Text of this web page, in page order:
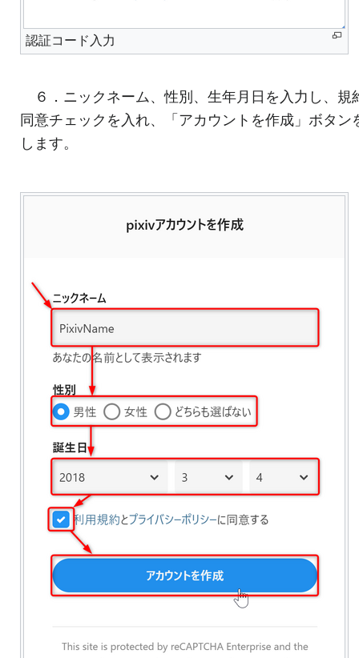
認証コード入力
６．ニックネーム、性別、生年月日を入力し、規
同意チェックを入れ、「アカウントを作成」ボタン
します。